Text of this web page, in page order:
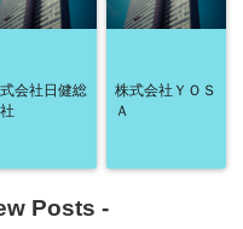
会社日健総
株式会社ＹＯＳ
Ａ
Posts -